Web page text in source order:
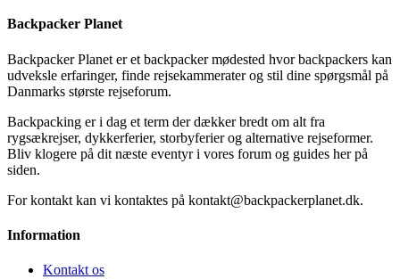
Backpacker Planet
Backpacker Planet er et backpacker mødested hvor backpackers kan
udveksle erfaringer, finde rejsekammerater og stil dine spørgsmål på
Danmarks største rejseforum.
Backpacking er i dag et term der dækker bredt om alt fra
rygsækrejser, dykkerferier, storbyferier og alternative rejseformer.
Bliv klogere på dit næste eventyr i vores forum og guides her på
siden.
For kontakt kan vi kontaktes på kontakt@backpackerplanet.dk.
Information
Kontakt os